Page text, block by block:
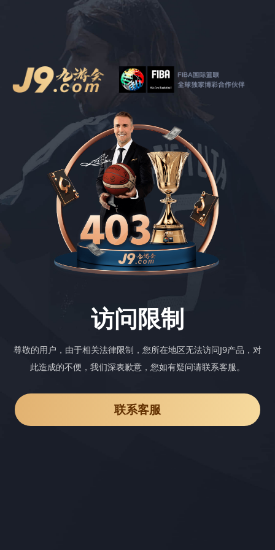
访问限制
尊敬的用户，由于相关法律限制，您所在地区无法访问J9产品，对
此造成的不便，我们深表歉意，您如有疑问请联系客服。
联系客服